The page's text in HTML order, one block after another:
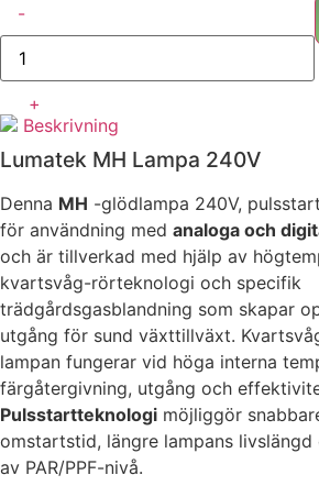
MH
Glödlampa
230V
E40
mängd
-
+
Beskrivning
Lumatek MH Lampa 240V
Denna MH -glödlampa 240V,
för användning med analoga och
och är tillverkad med hjälp av
kvartsvåg-rörteknologi och specifik
trädgårdsgasblandning som skapar
utgång för sund växttillväxt.
lampan fungerar vid höga interna
färgåtergivning, utgång och
Pulsstartteknologi möjliggör
omstartstid, längre lampans
av PAR/PPF-nivå.